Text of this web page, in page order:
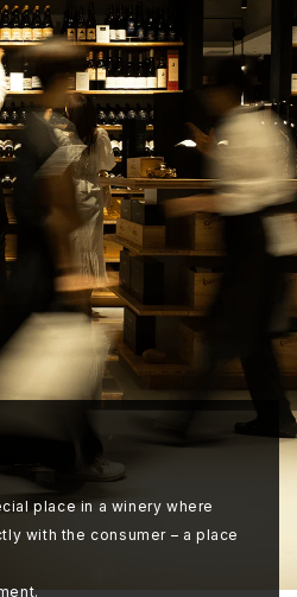
place in a winery where
with the consumer – a place